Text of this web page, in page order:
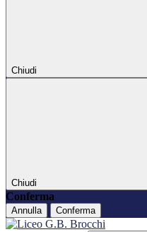
Chiudi
Chiudi
Conferma
Annulla Conferma